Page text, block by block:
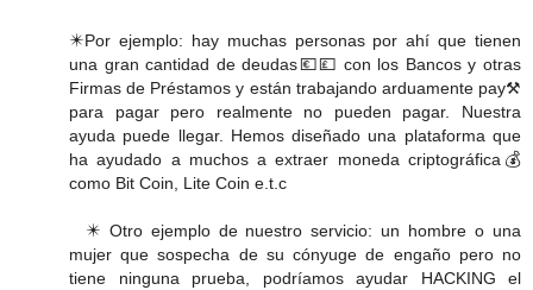
✴️Por ejemplo: hay muchas personas por ahí que tienen
una gran cantidad de deudas💶💷 con los Bancos y otras
Firmas de Préstamos y están trabajando arduamente pay️⚒️
para pagar pero realmente no pueden pagar. Nuestra
ayuda puede llegar. Hemos diseñado una plataforma que
ha ayudado a muchos a extraer moneda criptográfica💰
como Bit Coin, Lite Coin e.t.c
✴️ Otro ejemplo de nuestro servicio: un hombre o una
mujer que sospecha de su cónyuge de engaño pero no
tiene ninguna prueba, podríamos ayudar HACKING el